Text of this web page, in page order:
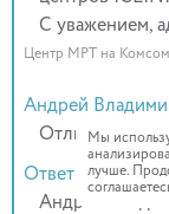
С уважением,
Центр МРТ на
Андрей
Отлично!!!!
Ответ
Андрей
Мы
лучше.